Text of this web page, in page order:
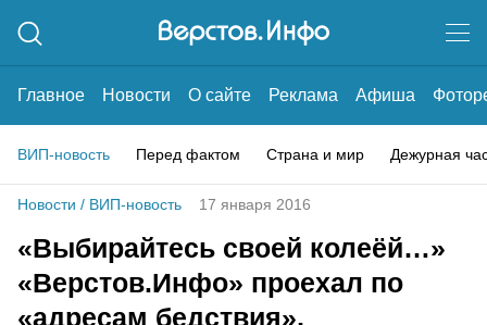
Главное Новости О сайте Реклама Афиша
ВИП-новость Перед фактом Страна и мир Дежурная
Новости / ВИП-новость 17 января 2016
«Выбирайтесь своей колеёй…»
«Верстов.Инфо» проехал по
«адресам бедствия»,